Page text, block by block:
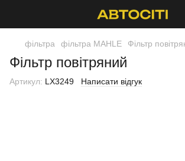
фільтра фільтра MAHLE Фільтр
Фільтр повітряний
Артикул: LX3249 Написати відгук